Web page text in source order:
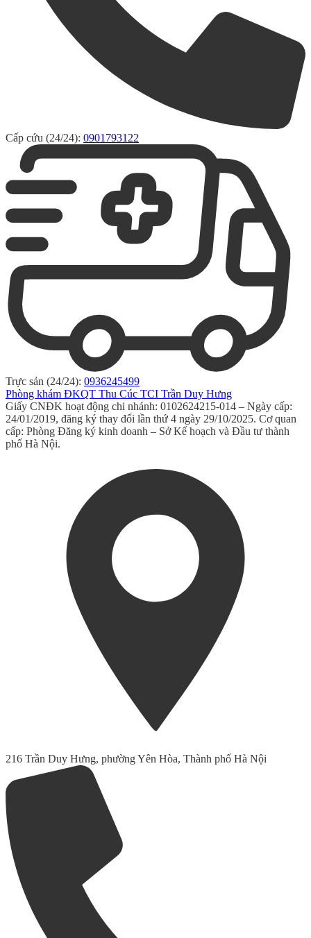
Trực sản (24/24): 0936245499
Phòng khám ĐKQT Thu Cúc TCI Trần Duy Hưng
Giấy CNĐK hoạt động chi nhánh: 0102624215-014 – Ngày cấp:
24/01/2019, đăng ký thay đổi lần thứ 4 ngày 29/10/2025. Cơ quan
cấp: Phòng Đăng ký kinh doanh – Sở Kế hoạch và Đầu tư thành
phố Hà Nội.